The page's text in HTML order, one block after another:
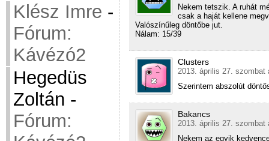
Klész Imre -
Fórum:
Kávézó2
Hegedüs
Zoltán -
Fórum:
Nekem tetszik. A ruhát
csak a haját kellene
Valószínűleg döntőbe jut.
Nálam: 15/39
Clusters
2013. április 27. szombat
Szerintem abszolút
Bakancs
2013. április 27. szombat
Nekem az egyik